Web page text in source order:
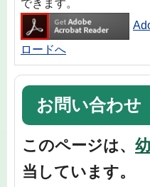
できます。
ロードへ
お問い合わせ
このページは、
当しています。